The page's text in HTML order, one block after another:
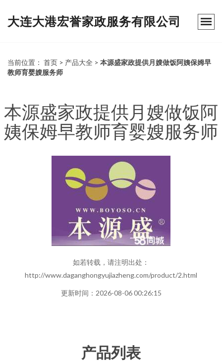
大连大港宏誉家政服务有限公司
当前位置： 首页 > 产品大全 > 本源盛家政提供月嫂做饭阿姨保姆早
教师育婴嫂服务师
本源盛家政提供月嫂做饭阿
姨保姆早教师育婴嫂服务师
如若转载，请注明出处：
http://www.daganghongyujiazheng.com/product/2.html
更新时间：2026-08-06 00:26:15
产品列表